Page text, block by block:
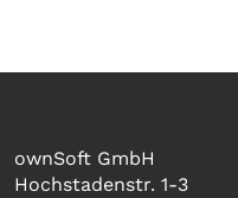
ownSoft GmbH
Hochstadenstr. 1-3